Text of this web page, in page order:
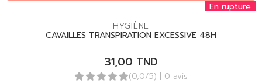
En rupture
HYGIÈNE
CAVAILLES TRANSPIRATION EXCESSIVE 48H
31,00 TND
(0,0/5) | 0 avis